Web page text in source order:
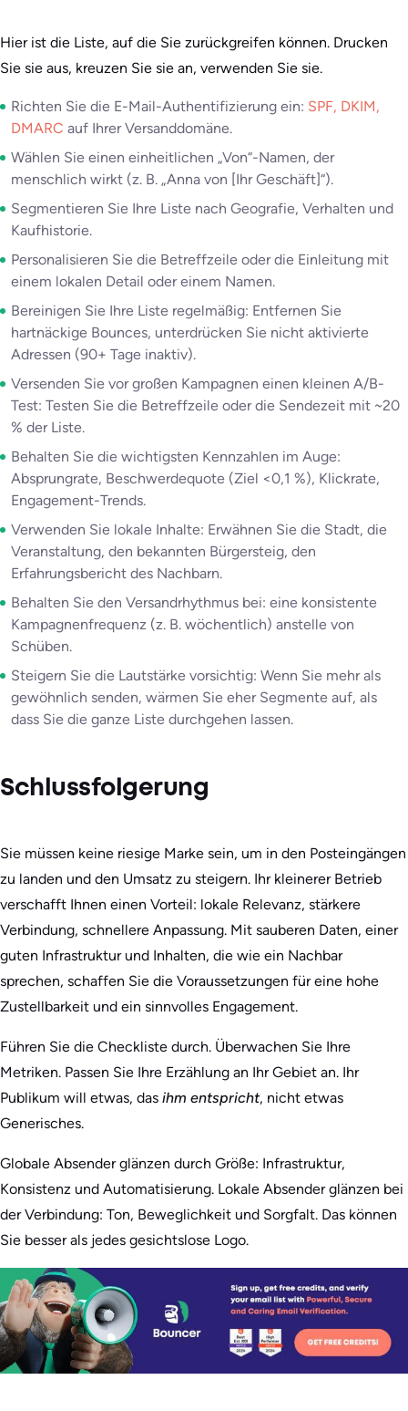
Hier ist die Liste, auf die Sie zurückgreifen können. Drucken
Sie sie aus, kreuzen Sie sie an, verwenden Sie sie.
Richten Sie die E-Mail-Authentifizierung ein: SPF, DKIM,
DMARC auf Ihrer Versanddomäne.
Wählen Sie einen einheitlichen „Von“-Namen, der
menschlich wirkt (z. B. „Anna von [Ihr Geschäft]“).
Segmentieren Sie Ihre Liste nach Geografie, Verhalten und
Kaufhistorie.
Personalisieren Sie die Betreffzeile oder die Einleitung mit
einem lokalen Detail oder einem Namen.
Bereinigen Sie Ihre Liste regelmäßig: Entfernen Sie
hartnäckige Bounces, unterdrücken Sie nicht aktivierte
Adressen (90+ Tage inaktiv).
Versenden Sie vor großen Kampagnen einen kleinen A/B-
Test: Testen Sie die Betreffzeile oder die Sendezeit mit ~20
% der Liste.
Behalten Sie die wichtigsten Kennzahlen im Auge:
Absprungrate, Beschwerdequote (Ziel <0,1 %), Klickrate,
Engagement-Trends.
Verwenden Sie lokale Inhalte: Erwähnen Sie die Stadt, die
Veranstaltung, den bekannten Bürgersteig, den
Erfahrungsbericht des Nachbarn.
Behalten Sie den Versandrhythmus bei: eine konsistente
Kampagnenfrequenz (z. B. wöchentlich) anstelle von
Schüben.
Steigern Sie die Lautstärke vorsichtig: Wenn Sie mehr als
gewöhnlich senden, wärmen Sie eher Segmente auf, als
dass Sie die ganze Liste durchgehen lassen.
Schlussfolgerung
Sie müssen keine riesige Marke sein, um in den Posteingängen
zu landen und den Umsatz zu steigern. Ihr kleinerer Betrieb
verschafft Ihnen einen Vorteil: lokale Relevanz, stärkere
Verbindung, schnellere Anpassung. Mit sauberen Daten, einer
guten Infrastruktur und Inhalten, die wie ein Nachbar
sprechen, schaffen Sie die Voraussetzungen für eine hohe
Zustellbarkeit und ein sinnvolles Engagement.
Führen Sie die Checkliste durch. Überwachen Sie Ihre
Metriken. Passen Sie Ihre Erzählung an Ihr Gebiet an. Ihr
Publikum will etwas, das ihm entspricht, nicht etwas
Generisches.
Globale Absender glänzen durch Größe: Infrastruktur,
Konsistenz und Automatisierung. Lokale Absender glänzen bei
der Verbindung: Ton, Beweglichkeit und Sorgfalt. Das können
Sie besser als jedes gesichtslose Logo.